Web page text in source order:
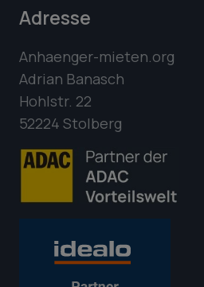
Adresse
Anhaenger-mieten.org
Adrian Banasch
Hohlstr. 22
52224 Stolberg